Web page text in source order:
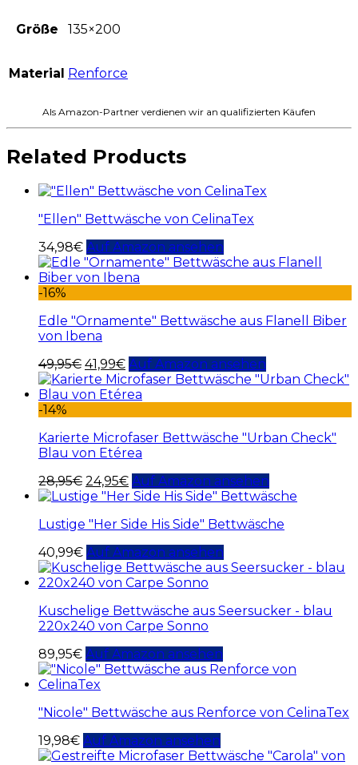
Größe 135×200
Material Renforce
Als Amazon-Partner verdienen wir an qualifizierten Käufen
Related Products
"Ellen" Bettwäsche von CelinaTex
34,98€ Auf Amazon ansehen
-16%
Edle "Ornamente" Bettwäsche aus Flanell Biber
von Ibena
49,95€ 41,99€ Auf Amazon ansehen
-14%
Karierte Microfaser Bettwäsche "Urban Check"
Blau von Etérea
28,95€ 24,95€ Auf Amazon ansehen
Lustige "Her Side His Side" Bettwäsche
40,99€ Auf Amazon ansehen
Kuschelige Bettwäsche aus Seersucker - blau
220x240 von Carpe Sonno
89,95€ Auf Amazon ansehen
"Nicole" Bettwäsche aus Renforce von CelinaTex
19,98€ Auf Amazon ansehen